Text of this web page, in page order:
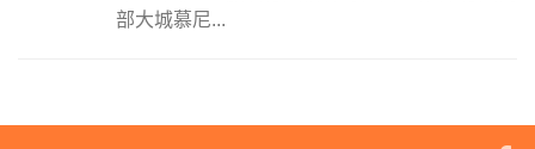
部大城慕尼...